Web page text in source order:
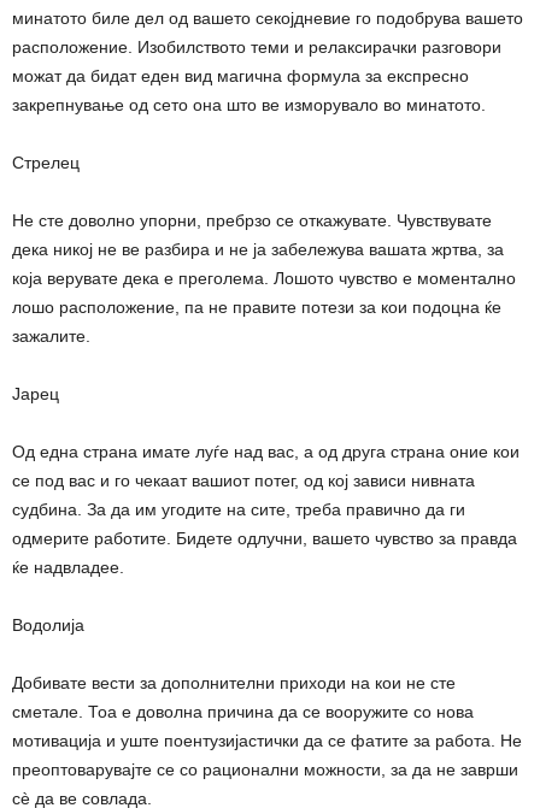
минатото биле дел од вашето секојдневие го подобрува вашето
расположение. Изобилството теми и релаксирачки разговори
можат да бидат еден вид магична формула за експресно
закрепнување од сето она што ве изморувало во минатото.
Стрелец
Не сте доволно упорни, пребрзо се откажувате. Чувствувате
дека никој не ве разбира и не ја забележува вашата жртва, за
која верувате дека е преголема. Лошото чувство е моментално
лошо расположение, па не правите потези за кои подоцна ќе
зажалите.
Јарец
Од една страна имате луѓе над вас, а од друга страна оние кои
се под вас и го чекаат вашиот потег, од кој зависи нивната
судбина. За да им угодите на сите, треба правично да ги
одмерите работите. Бидете одлучни, вашето чувство за правда
ќе надвладее.
Водолија
Добивате вести за дополнителни приходи на кои не сте
сметале. Тоа е доволна причина да се вооружите со нова
мотивација и уште поентузијастички да се фатите за работа. Не
преоптоварувајте се со рационални можности, за да не заврши
сè да ве совлада.